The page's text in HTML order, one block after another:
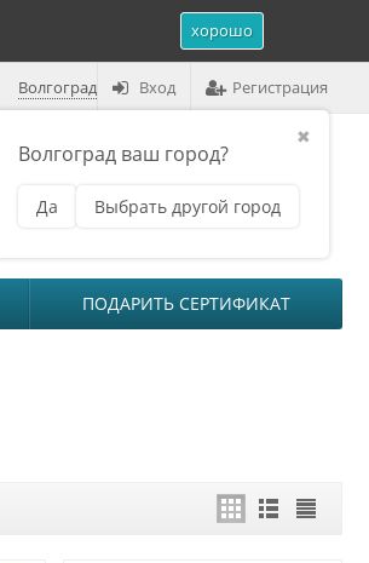
хорошо
Волгоград
✖
Волгоград ваш город?
Да Выбрать другой город
Вход Регистрация
на сумму0₽
ПОДАРИТЬ СЕРТИФИКАТ